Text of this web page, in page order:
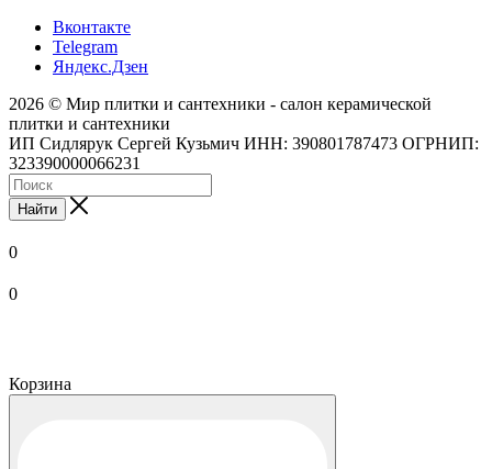
Вконтакте
Telegram
Яндекс.Дзен
2026 © Мир плитки и сантехники - салон керамической
плитки и сантехники
ИП Сидлярук Сергей Кузьмич ИНН: 390801787473 ОГРНИП:
323390000066231
Найти
0
0
Корзина